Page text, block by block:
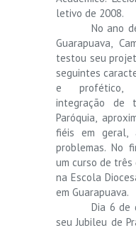
letivo de 2008.
No ano
Guarapuava,
testou seu
seguintes
e profético,
integração de
Paróquia,
fiéis em geral,
problemas. No
um curso de
na Escola
em Guarapuava.
Dia 6 de
seu Jubileu de